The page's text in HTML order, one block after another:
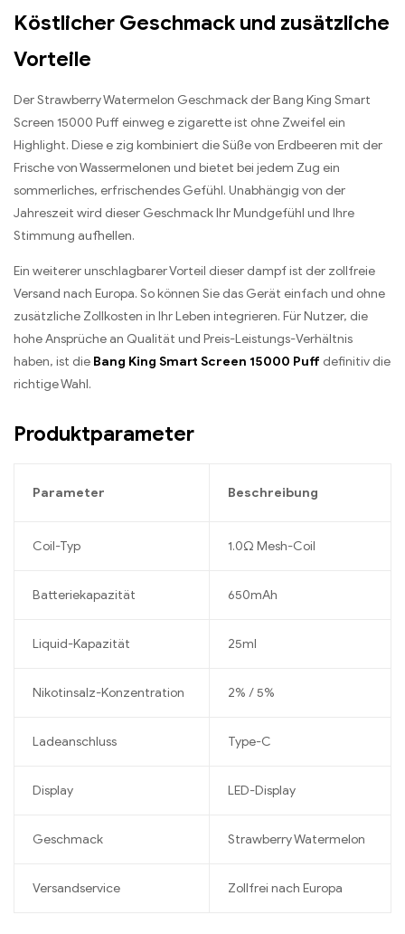
Köstlicher Geschmack und zusätzliche
Vorteile
Der Strawberry Watermelon Geschmack der Bang King Smart
Screen 15000 Puff einweg e zigarette ist ohne Zweifel ein
Highlight. Diese e zig kombiniert die Süße von Erdbeeren mit der
Frische von Wassermelonen und bietet bei jedem Zug ein
sommerliches, erfrischendes Gefühl. Unabhängig von der
Jahreszeit wird dieser Geschmack Ihr Mundgefühl und Ihre
Stimmung aufhellen.
Ein weiterer unschlagbarer Vorteil dieser dampf ist der zollfreie
Versand nach Europa. So können Sie das Gerät einfach und ohne
zusätzliche Zollkosten in Ihr Leben integrieren. Für Nutzer, die
hohe Ansprüche an Qualität und Preis-Leistungs-Verhältnis
haben, ist die Bang King Smart Screen 15000 Puff definitiv die
richtige Wahl.
Produktparameter
Parameter Beschreibung
Coil-Typ 1.0Ω Mesh-Coil
Batteriekapazität 650mAh
Liquid-Kapazität 25ml
Nikotinsalz-Konzentration 2% / 5%
Ladeanschluss Type-C
Display LED-Display
Geschmack Strawberry Watermelon
Versandservice Zollfrei nach Europa